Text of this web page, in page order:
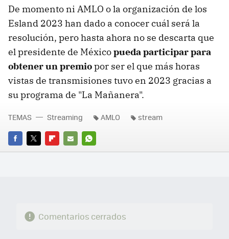
De momento ni AMLO o la organización de los
Esland 2023 han dado a conocer cuál será la
resolución, pero hasta ahora no se descarta que
el presidente de Méxicopueda participar para
obtener un premiopor ser el que más horas
vistas de transmisiones tuvo en 2023 gracias a
su programa de "La Mañanera".
FACEBOOK
TWITTERFLIPBOARD
E-
WHATSAPP
TEMAS Streaming AMLO stream
Comentarios cerrados